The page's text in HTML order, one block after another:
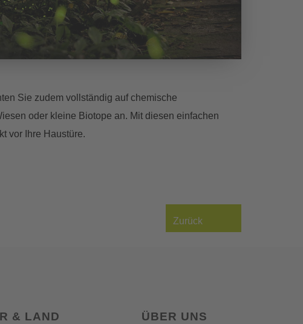
Sie zudem vollständig auf chemische
oder kleine Biotope an. Mit diesen einfachen
vor Ihre Haustüre.
Zurück
& LAND ÜBER UNS